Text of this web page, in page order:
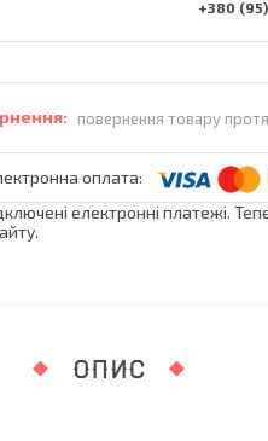
+380
повернення товару
електронні платежі.
ОПИС